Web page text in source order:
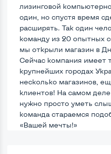
лизинговой
один, но спустя время
расширять. Так один
команду из 20 опытных
мы открыли магазин в
Сейчас компания имеет
крупнейших городах
несколько магазинов,
клиентов! На самом
нужно просто уметь
команда стараемся
«Вашей мечты!»